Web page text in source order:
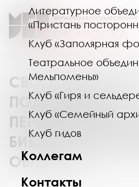
Литературное
«Пристань
Клуб «Заполярная
Театральное
Мельпомены»
Клуб «Гиря и
Клуб «Семейный
Клуб гидов
Коллегам
Контакты
СВОДНЫЙ
ПОДПИСКИ НА
БИБЛИОТЕК
ОБЛАСТИ